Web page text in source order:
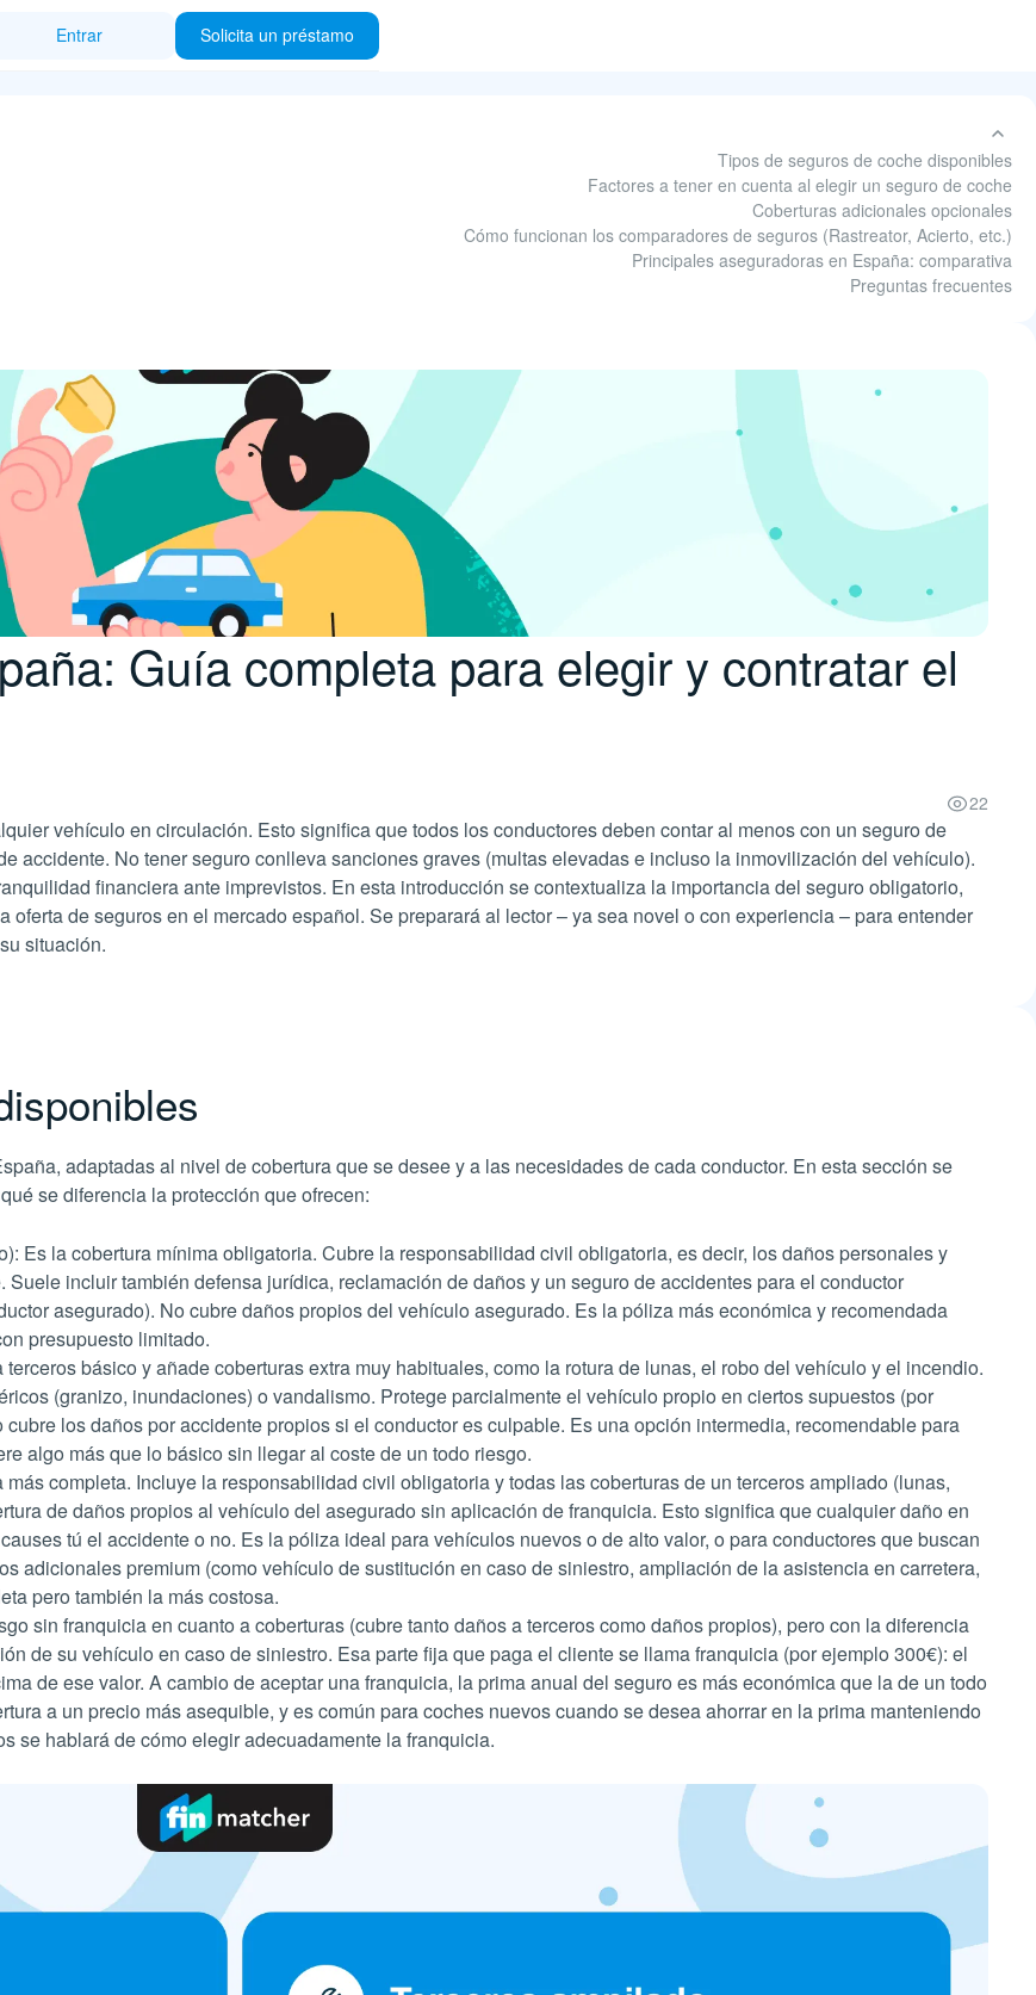
Entrar Solicita un préstamo
Tipos de seguros de coche disponibles
Factores a tener en cuenta al elegir un seguro de coche
Coberturas adicionales opcionales
Cómo funcionan los comparadores de seguros (Rastreator, Acierto, etc.)
Principales aseguradoras en España: comparativa
Preguntas frecuentes
Guía completa para elegir y contratar el
22
vehículo en circulación. Esto significa que todos los conductores deben contar al menos con un seguro de
accidente. No tener seguro conlleva sanciones graves (multas elevadas e incluso la inmovilización del vehículo).
financiera ante imprevistos. En esta introducción se contextualiza la importancia del seguro obligatorio,
de seguros en el mercado español. Se preparará al lector – ya sea novel o con experiencia – para entender
situación.
adaptadas al nivel de cobertura que se desee y a las necesidades de cada conductor. En esta sección se
se diferencia la protección que ofrecen:
Es la cobertura mínima obligatoria. Cubre la responsabilidad civil obligatoria, es decir, los daños personales y
incluir también defensa jurídica, reclamación de daños y un seguro de accidentes para el conductor
asegurado). No cubre daños propios del vehículo asegurado. Es la póliza más económica y recomendada
presupuesto limitado.
básico y añade coberturas extra muy habituales, como la rotura de lunas, el robo del vehículo y el incendio.
(granizo, inundaciones) o vandalismo. Protege parcialmente el vehículo propio en ciertos supuestos (por
los daños por accidente propios si el conductor es culpable. Es una opción intermedia, recomendable para
algo más que lo básico sin llegar al coste de un todo riesgo.
más completa. Incluye la responsabilidad civil obligatoria y todas las coberturas de un terceros ampliado (lunas,
de daños propios al vehículo del asegurado sin aplicación de franquicia. Esto significa que cualquier daño en
tú el accidente o no. Es la póliza ideal para vehículos nuevos o de alto valor, o para conductores que buscan
adicionales premium (como vehículo de sustitución en caso de siniestro, ampliación de la asistencia en carretera,
pero también la más costosa.
sin franquicia en cuanto a coberturas (cubre tanto daños a terceros como daños propios), pero con la diferencia
de su vehículo en caso de siniestro. Esa parte fija que paga el cliente se llama franquicia (por ejemplo 300€): el
de ese valor. A cambio de aceptar una franquicia, la prima anual del seguro es más económica que la de un todo
a un precio más asequible, y es común para coches nuevos cuando se desea ahorrar en la prima manteniendo
se hablará de cómo elegir adecuadamente la franquicia.